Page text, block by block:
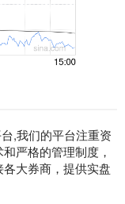
,我们的平台注重资
严格的管理制度，
大券商，提供实盘